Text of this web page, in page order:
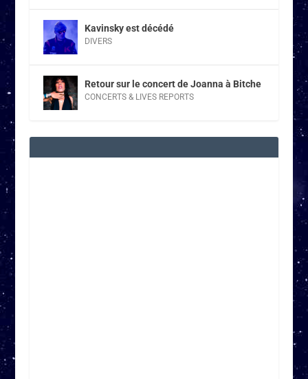
Kavinsky est décédé
DIVERS
Retour sur le concert de Joanna à Bitche
CONCERTS & LIVES REPORTS